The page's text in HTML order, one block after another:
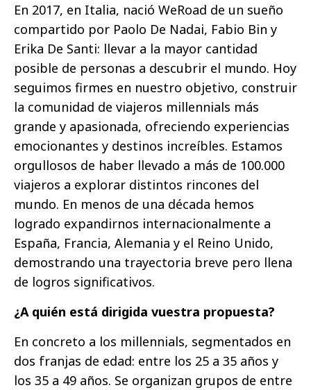
En 2017, en Italia, nació WeRoad de un sueño
compartido por Paolo De Nadai, Fabio Bin y
Erika De Santi: llevar a la mayor cantidad
posible de personas a descubrir el mundo. Hoy
seguimos firmes en nuestro objetivo, construir
la comunidad de viajeros millennials más
grande y apasionada, ofreciendo experiencias
emocionantes y destinos increíbles. Estamos
orgullosos de haber llevado a más de 100.000
viajeros a explorar distintos rincones del
mundo. En menos de una década hemos
logrado expandirnos internacionalmente a
España, Francia, Alemania y el Reino Unido,
demostrando una trayectoria breve pero llena
de logros significativos.
¿A quién está dirigida vuestra propuesta?
En concreto a los millennials, segmentados en
dos franjas de edad: entre los 25 a 35 años y
los 35 a 49 años. Se organizan grupos de entre